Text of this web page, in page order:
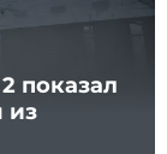
показал
из